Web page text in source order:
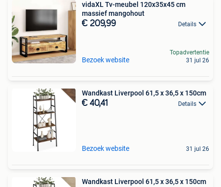
vidaXL Tv-meubel 120x35x45 cm
massief mangohout
€ 209,99 Details
Bezoek website
Topadvertentie
31 jul 26
Wandkast Liverpool 61,5 x 36,5 x 150cm
€ 40,41 Details
Bezoek website 31 jul 26
Wandkast Liverpool 61,5 x 36,5 x 150cm